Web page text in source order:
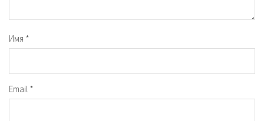
Имя *
Email *